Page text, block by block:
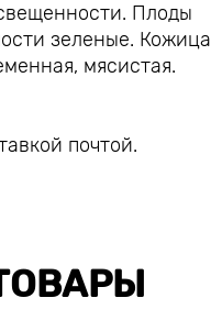
Плоды
зеленые. Кожица
мясистая.
почтой.